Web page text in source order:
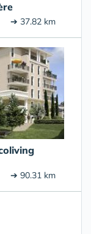
➔ 37.82 km
➔ 90.31 km